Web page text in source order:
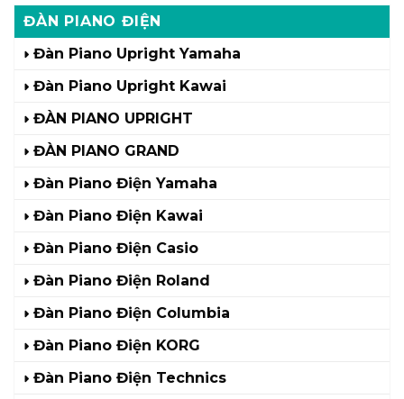
ĐÀN PIANO ĐIỆN
Đàn Piano Upright Yamaha
Đàn Piano Upright Kawai
ĐÀN PIANO UPRIGHT
ĐÀN PIANO GRAND
Đàn Piano Điện Yamaha
Đàn Piano Điện Kawai
Đàn Piano Điện Casio
Đàn Piano Điện Roland
Đàn Piano Điện Columbia
Đàn Piano Điện KORG
Đàn Piano Điện Technics